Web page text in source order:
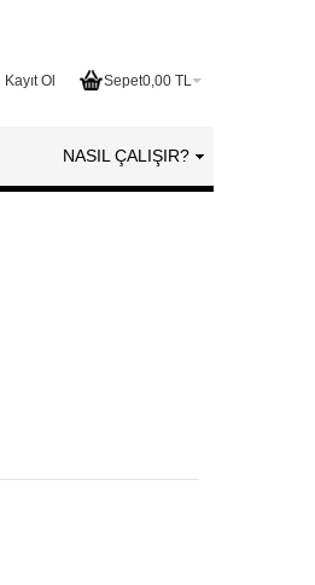
Sepet0,00 TL
Kayıt Ol
NASIL ÇALIŞIR?